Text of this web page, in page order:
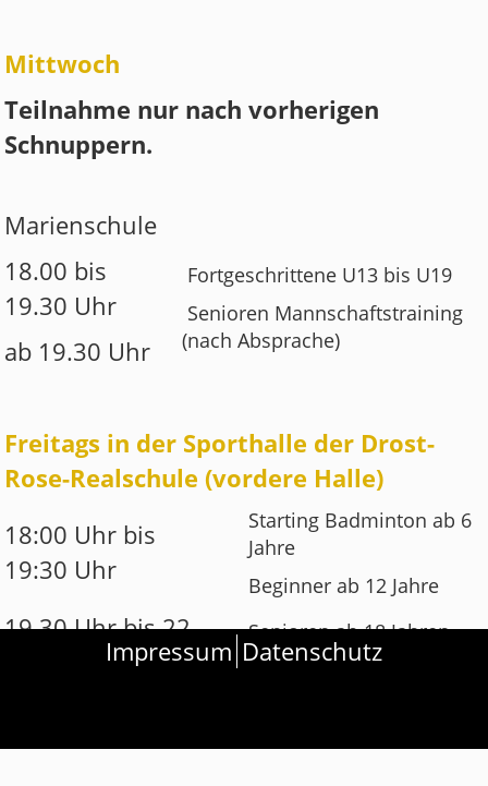
Mittwoch
Teilnahme nur nach vorherigen
Schnuppern.
Marienschule
18.00 bis
19.30 Uhr
ab 19.30 Uhr
Fortgeschrittene U13 bis U19
Senioren Mannschaftstraining
(nach Absprache)
Freitags in der Sporthalle der Drost-
Rose-Realschule (vordere Halle)
18:00 Uhr bis
19:30 Uhr
Starting Badminton ab 6
Jahre
Beginner ab 12 Jahre
19.30 Uhr bis 22
Senioren ab 18 Jahren
freies Spiel
Impressum Datenschutz